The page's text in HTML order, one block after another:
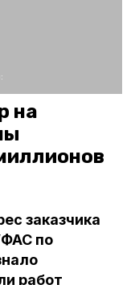
на
заказчика
по
работ